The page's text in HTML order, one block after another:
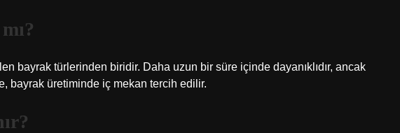
bayrak türlerinden biridir. Daha uzun bir süre içinde dayanıklıdır, ancak
bayrak üretiminde iç mekan tercih edilir.